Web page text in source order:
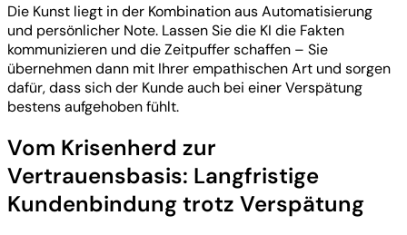
Die Kunst liegt in der Kombination aus Automatisierung
und persönlicher Note. Lassen Sie die KI die Fakten
kommunizieren und die Zeitpuffer schaffen – Sie
übernehmen dann mit Ihrer empathischen Art und sorgen
dafür, dass sich der Kunde auch bei einer Verspätung
bestens aufgehoben fühlt.
Vom Krisenherd zur
Vertrauensbasis: Langfristige
Kundenbindung trotz Verspätung